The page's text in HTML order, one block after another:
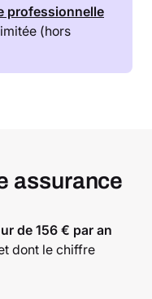
professionnelle
(hors
assurance
de 156 € par an
dont le chiffre